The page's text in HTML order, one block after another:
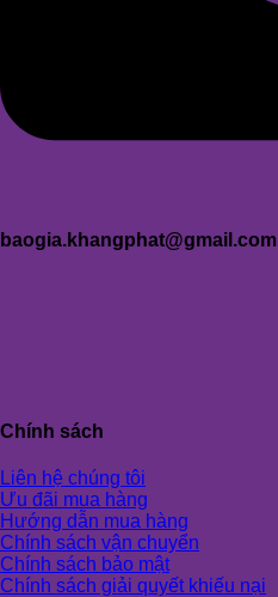
baogia.khangphat@gmail.com
Chính sách
Liên hệ chúng tôi
Ưu đãi mua hàng
Hướng dẫn mua hàng
Chính sách vận chuyển
Chính sách bảo mật
Chính sách giải quyết khiếu nại